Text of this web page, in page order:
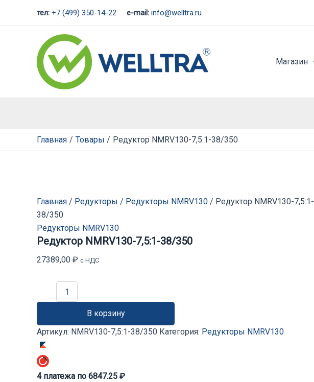
тел: +7 (499) 350-14-22 e-mail: info@welltra.ru
Магазин
Главная Товары Редуктор NMRV130-7,5:1-38/350
Главная / Редукторы / Редукторы NMRV130 / Редуктор NMRV130-7,5:1-
38/350
Редукторы NMRV130
Редуктор NMRV130-7,5:1-38/350
27389,00 ₽ с НДС
Редуктор
7,5:1-
38/350
В корзину
Артикул: NMRV130-7,5:1-38/350 Категория: Редукторы NMRV130
4платежа по 6847.25 ₽